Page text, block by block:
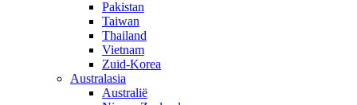
Pakistan
Taiwan
Thailand
Vietnam
Zuid-Korea
Australasia
Australië